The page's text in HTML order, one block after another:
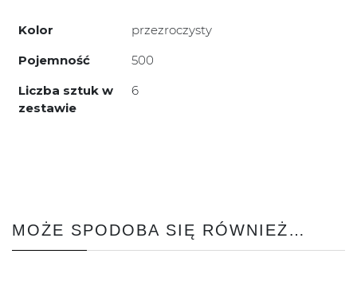
Kolor
przezroczysty
Pojemność
500
Liczba sztuk w
zestawie
6
MOŻE SPODOBA SIĘ RÓWNIEŻ…